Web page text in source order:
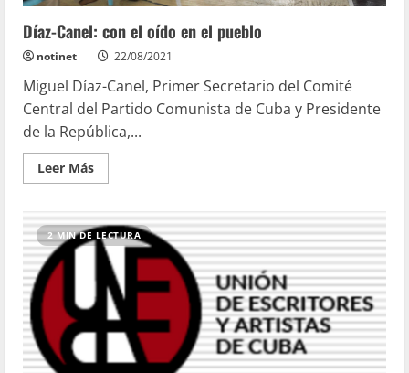
Díaz-Canel: con el oído en el pueblo
notinet 22/08/2021
Miguel Díaz-Canel, Primer Secretario del Comité
Central del Partido Comunista de Cuba y Presidente
de la República,...
Leer Más
2 MIN DE LECTURA